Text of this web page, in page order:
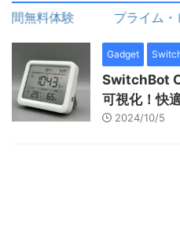
料体験 プライム・ビ
Gadget
SwitchBot
可視化！快
2024/10/5